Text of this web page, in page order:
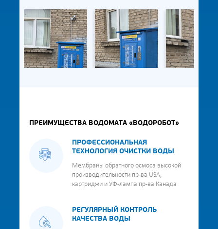
ПРЕИМУЩЕСТВА ВОДОМАТА «ВОДОРОБОТ»
ПРОФЕССИОНАЛЬНАЯ
ТЕХНОЛОГИЯ ОЧИСТКИ ВОДЫ
Мембраны обратного осмоса высокой
производительности пр-ва USA,
картриджи и УФ-лампа пр-ва Канада
РЕГУЛЯРНЫЙ КОНТРОЛЬ
КАЧЕСТВА ВОДЫ